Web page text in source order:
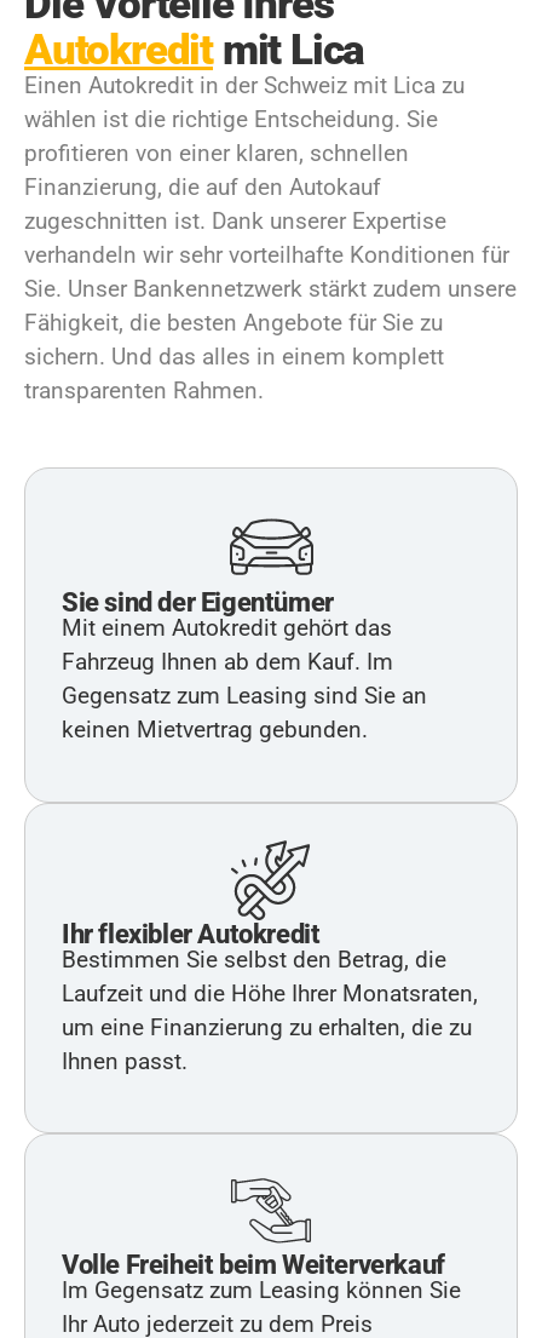
Autokreditmit Lica
Einen Autokredit in der Schweiz mit Lica zu
wählen ist die richtige Entscheidung. Sie
profitieren von einer klaren, schnellen
Finanzierung, die auf den Autokauf
zugeschnitten ist. Dank unserer Expertise
verhandeln wir sehr vorteilhafte Konditionen für
Sie. Unser Bankennetzwerk stärkt zudem unsere
Fähigkeit, die besten Angebote für Sie zu
sichern. Und das alles in einem komplett
transparenten Rahmen.
Sie sind der Eigentümer
Mit einem Autokredit gehört das
Fahrzeug Ihnen ab dem Kauf. Im
Gegensatz zum Leasing sind Sie an
keinen Mietvertrag gebunden.
Ihr flexibler Autokredit
Bestimmen Sie selbst den Betrag, die
Laufzeit und die Höhe Ihrer Monatsraten,
um eine Finanzierung zu erhalten, die zu
Ihnen passt.
Volle Freiheit beim Weiterverkauf
Im Gegensatz zum Leasing können Sie
Ihr Auto jederzeit zu dem Preis